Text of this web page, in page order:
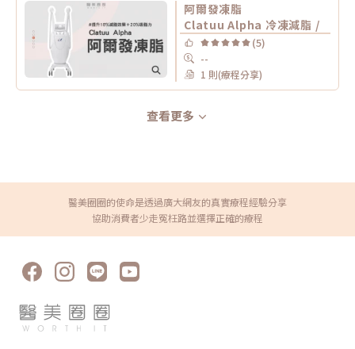
阿爾發凍脂
Clatuu Alpha 冷凍減脂 /
(5)
--
1 則(療程分享)
查看更多
醫美圈圈的使命是透過廣大網友的真實療程經驗分享
協助消費者少走冤枉路並選擇正確的療程